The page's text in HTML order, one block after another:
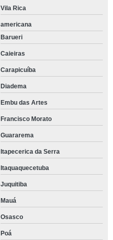
Vila Rica
americana
Barueri
Caieiras
Carapicuíba
Diadema
Embu das Artes
Francisco Morato
Guararema
Itapecerica da Serra
Itaquaquecetuba
Juquitiba
Mauá
Osasco
Poá